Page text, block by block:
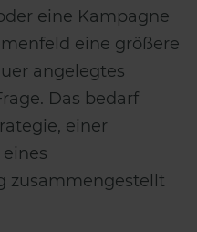
eine Kampagne
eine größere
angelegtes
Das bedarf
einer
zusammengestellt